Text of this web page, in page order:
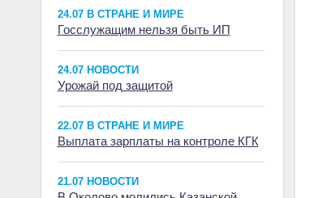
24.07 В СТРАНЕ И МИРЕ
Госслужащим нельзя быть ИП
24.07 НОВОСТИ
Урожай под защитой
22.07 В СТРАНЕ И МИРЕ
Выплата зарплаты на контроле КГК
21.07 НОВОСТИ